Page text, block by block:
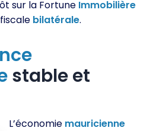
sur la Fortune Immobilière
fiscale bilatérale.
stable et
L’économie mauricienne